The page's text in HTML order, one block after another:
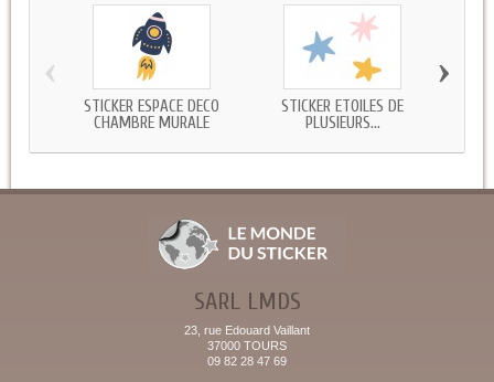
STICKER ESPACE DECO
CHAMBRE MURALE
STICKER ETOILES DE
PLUSIEURS...
‹ ›
SARL LMDS
23, rue Edouard Vaillant
37000 TOURS
09 82 28 47 69